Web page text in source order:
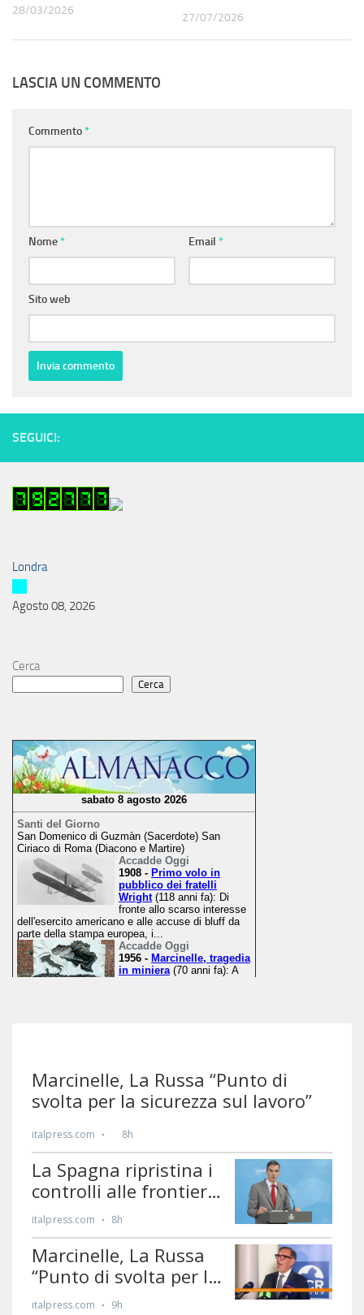
28/03/2026
27/07/2026
LASCIA UN COMMENTO
Commento*
Nome* Email *
Sito web
SEGUICI:
Londra
Agosto 08, 2026
Cerca
Cerca